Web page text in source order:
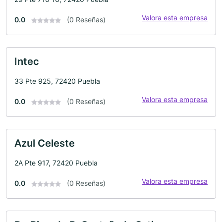
0.0 (0 Reseñas) Valora esta empresa
Intec
33 Pte 925, 72420 Puebla
0.0 (0 Reseñas) Valora esta empresa
Azul Celeste
2A Pte 917, 72420 Puebla
0.0 (0 Reseñas) Valora esta empresa